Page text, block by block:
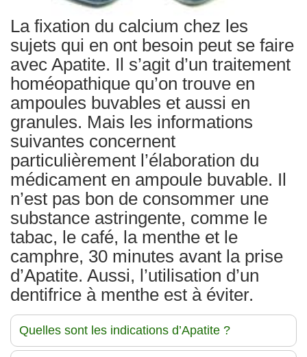
La fixation du calcium chez les
sujets qui en ont besoin peut se faire
avec Apatite. Il s’agit d’un traitement
homéopathique qu’on trouve en
ampoules buvables et aussi en
granules. Mais les informations
suivantes concernent
particulièrement l’élaboration du
médicament en ampoule buvable. Il
n’est pas bon de consommer une
substance astringente, comme le
tabac, le café, la menthe et le
camphre, 30 minutes avant la prise
d’Apatite. Aussi, l’utilisation d’un
dentifrice à menthe est à éviter.
Quelles sont les indications d’Apatite ?